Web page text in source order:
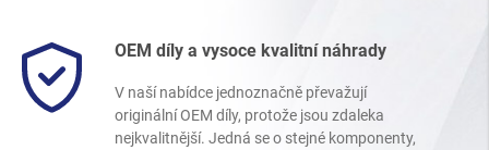
OEM díly a vysoce kvalitní náhrady
V naší nabídce jednoznačně převažují
originální OEM díly, protože jsou zdaleka
nejkvalitnější. Jedná se o stejné komponenty,